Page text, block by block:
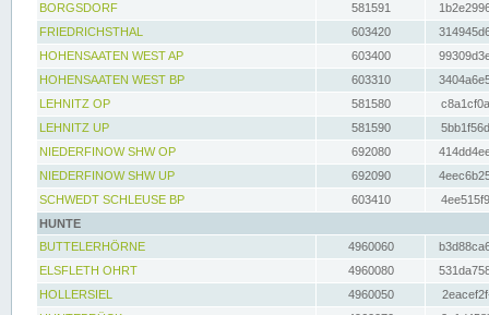
BORGSDORF
581591
FRIEDRICHSTHAL
603420
HOHENSAATEN WEST AP
603400
HOHENSAATEN WEST BP
603310
LEHNITZ OP
581580
LEHNITZ UP
581590
NIEDERFINOW SHW OP
692080
NIEDERFINOW SHW UP
692090
SCHWEDT SCHLEUSE BP
603410
HUNTE
BUTTELERHÖRNE
4960060
ELSFLETH OHRT
4960080
HOLLERSIEL
4960050